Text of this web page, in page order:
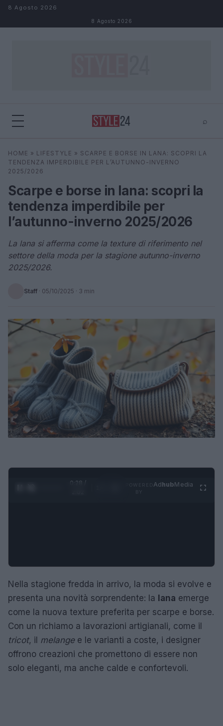
Salta al contenuto
8 Agosto 2026
8 Agosto 2026
⌕
Cerca ⌕ ×
HOME » LIFESTYLE » SCARPE E BORSE IN LANA: SCOPRI LA
TENDENZA IMPERDIBILE PER L’AUTUNNO-INVERNO
2025/2026
Scarpe e borse in lana: scopri la
tendenza imperdibile per
l’autunno-inverno 2025/2026
La lana si afferma come la texture di riferimento nel
settore della moda per la stagione autunno-inverno
2025/2026.
Staff · 05/10/2025 · 3 min
0:29 /
AdhubMedia
Nella stagione fredda in arrivo, la moda si evolve e
presenta una novità sorprendente: la lana emerge
come la nuova texture preferita per scarpe e borse.
Con un richiamo a lavorazioni artigianali, come il
tricot, il melangee le varianti a coste, i designer
offrono creazioni che promettono di essere non
solo eleganti, ma anche calde e confortevoli.